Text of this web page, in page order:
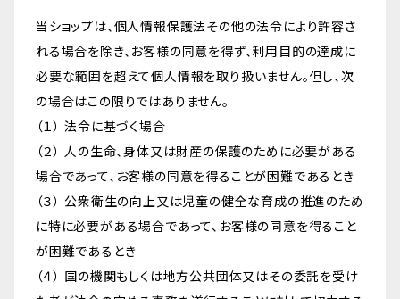
当ショップは、個人情報保護法その他の法令により許容さ
れる場合を除き、お客様の同意を得ず、利用目的の達成に
必要な範囲を超えて個人情報を取り扱いません。但し、次
の場合はこの限りではありません。
（１） 法令に基づく場合
（２） 人の生命、身体又は財産の保護のために必要がある
場合であって、お客様の同意を得ることが困難であるとき
（３） 公衆衛生の向上又は児童の健全な育成の推進のため
に特に必要がある場合であって、お客様の同意を得ること
が困難であるとき
（４） 国の機関もしくは地方公共団体又はその委託を受け